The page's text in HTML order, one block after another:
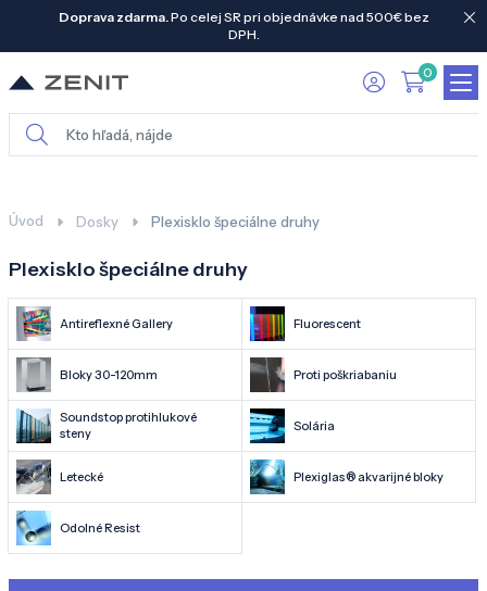
Doprava zdarma.Po celej SR pri objednávke nad 500€ bez
DPH.
0
Úvod Dosky Plexisklo špeciálne druhy
Plexisklo špeciálne druhy
Antireflexné Gallery Fluorescent
Bloky 30-120mm Proti poškriabaniu
Soundstop protihlukové
steny
Solária
Letecké Plexiglas® akvarijné bloky
Odolné Resist